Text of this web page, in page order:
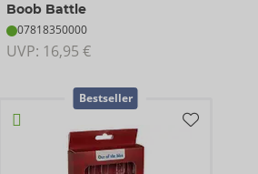
Boob Battle
07818350000
UVP: 16,95 €
Bestseller